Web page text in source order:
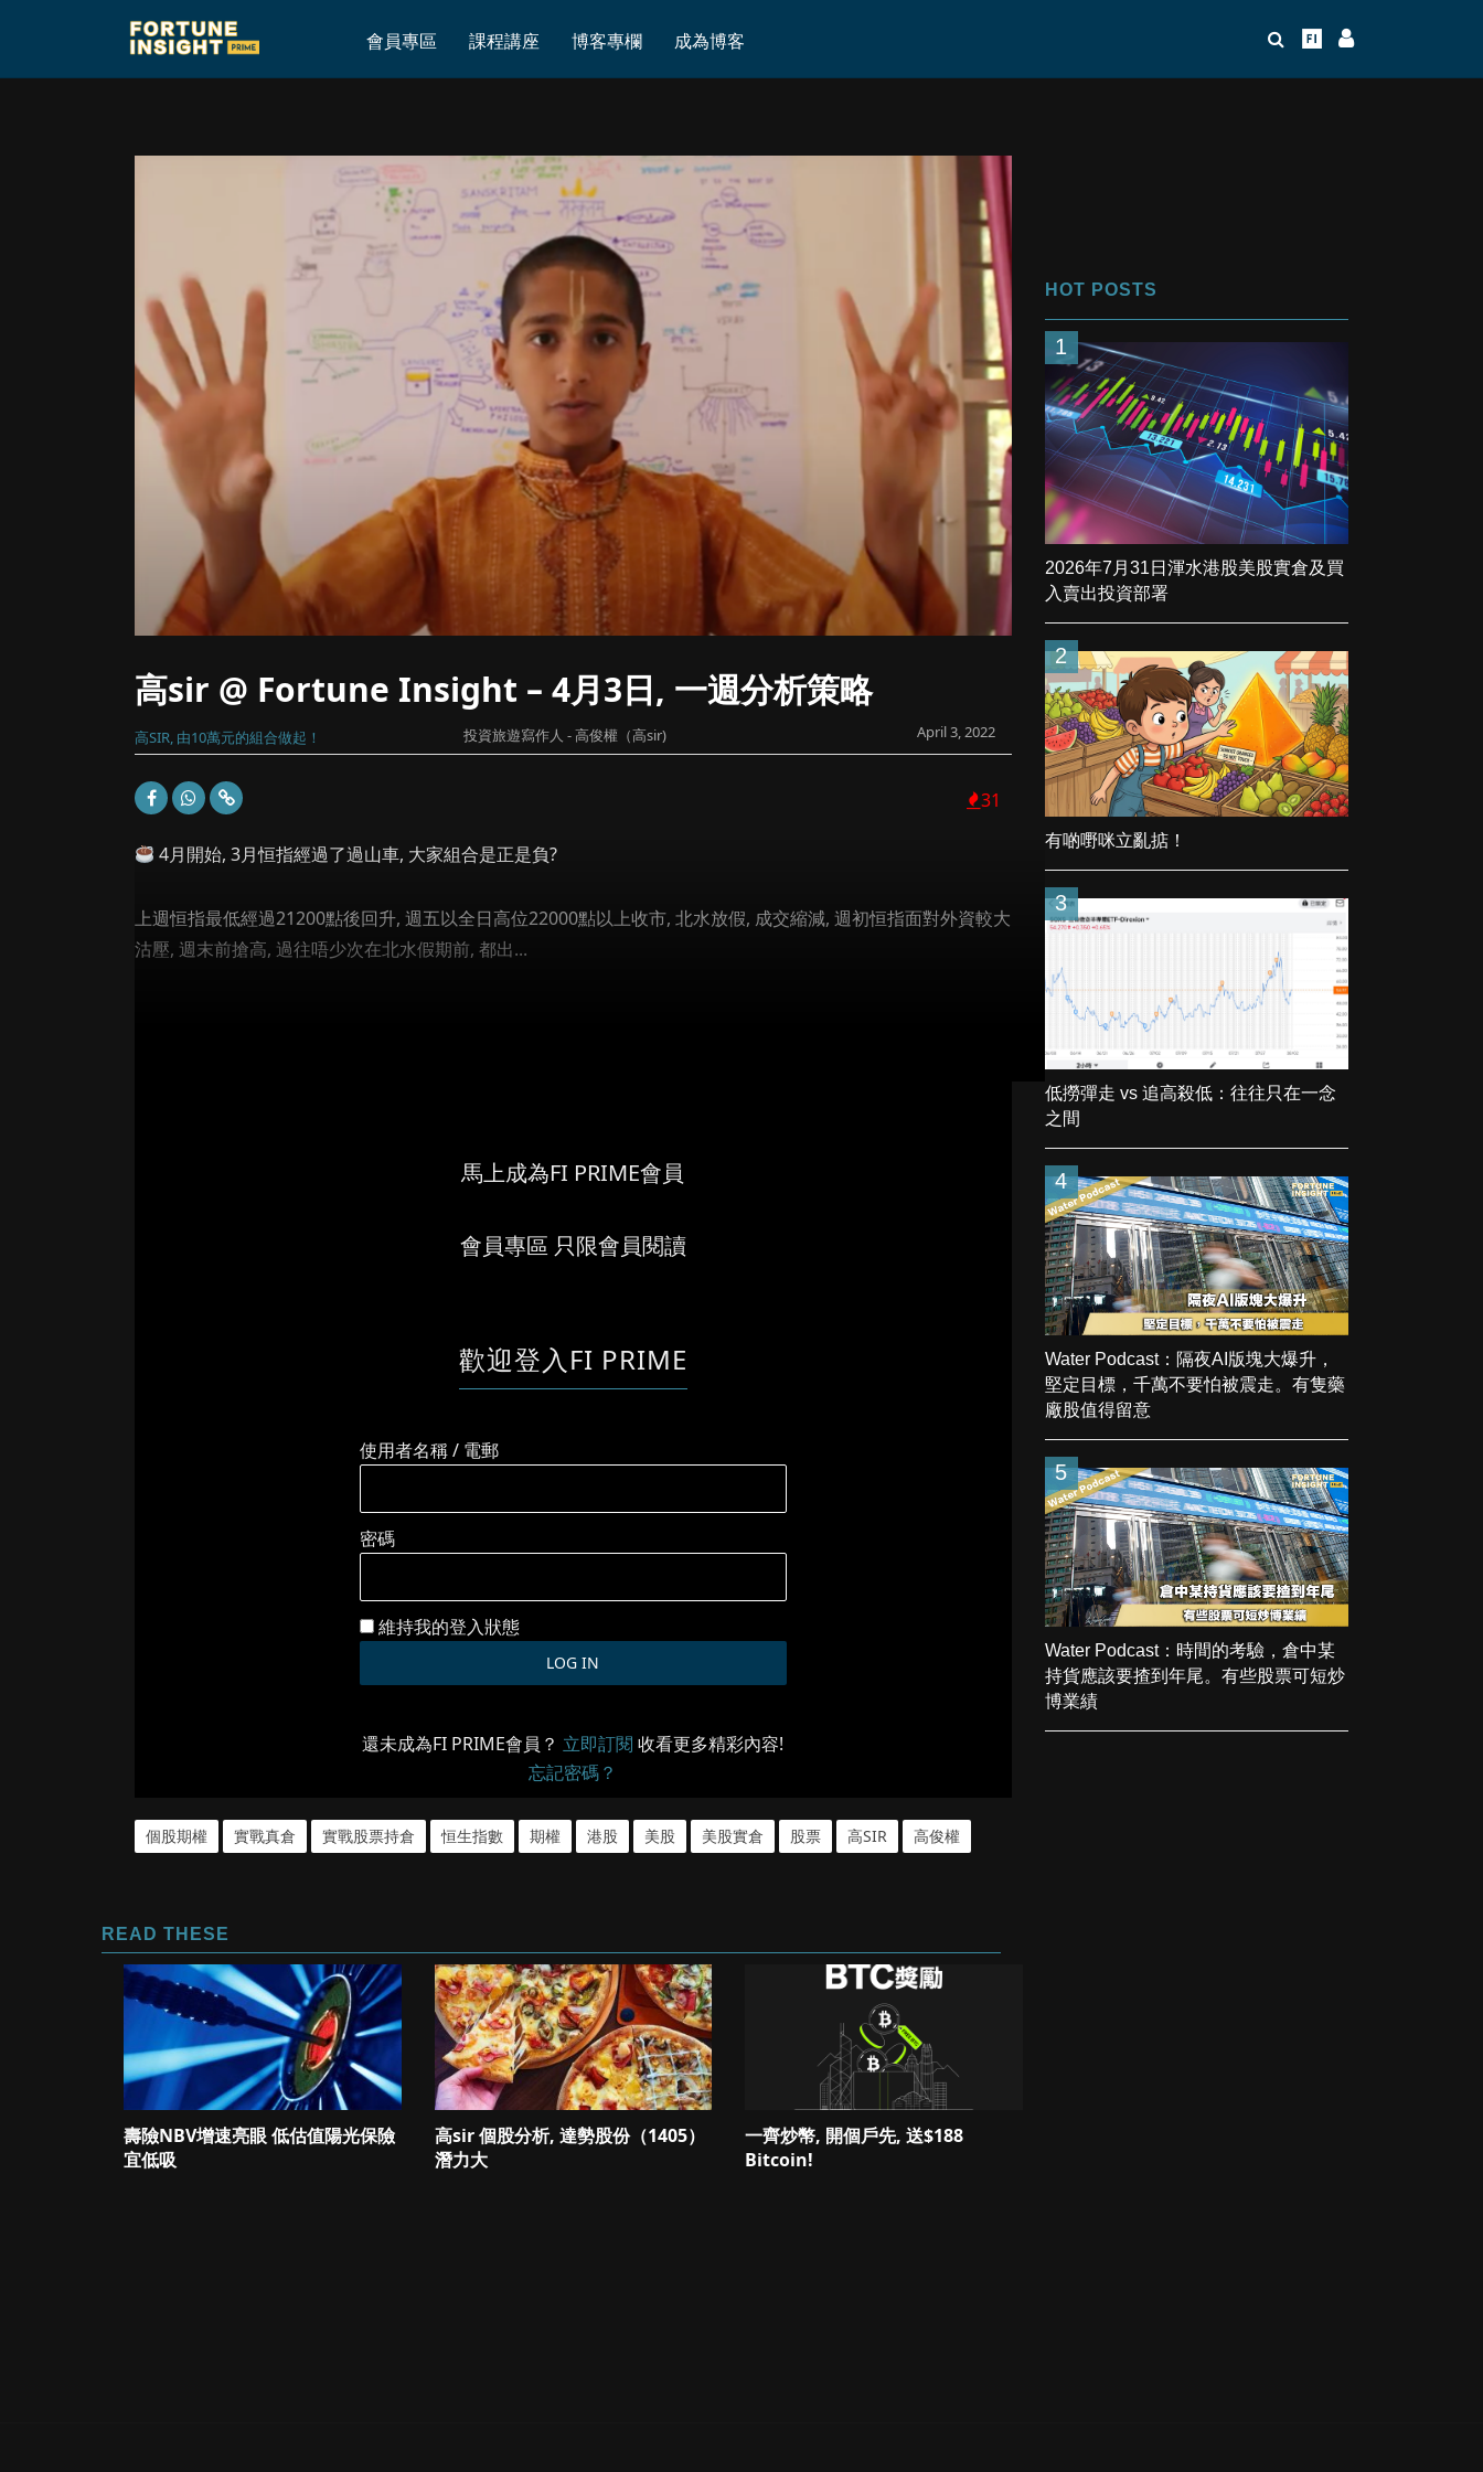
會員專區 課程講座 博客專欄 成為博客
高sir @ Fortune Insight – 4月3日, 一週分析策略
高sir @ Fortune Insight – 4月3日, 一週分析策略
高SIR, 由10萬元的組合做起！ 投資旅遊寫作人 - 高俊權（高sir) April 3, 2022
31
4月開始, 3月恒指經過了過山車, 大家組合是正是負?
上週恒指最低經過21200點後回升, 週五以全日高位22000點以上收市, 北水放假, 成交縮減, 週初恒指面對外資較大
沽壓, 週末前搶高, 過往唔少次在北水假期前, 都出...
馬上成為FI PRIME會員
會員專區 只限會員閱讀
歡迎登入FI PRIME
使用者名稱 / 電郵
密碼
維持我的登入狀態
還未成為FI PRIME會員？ 立即訂閱 收看更多精彩內容!
忘記密碼？
個股期權 實戰真倉 實戰股票持倉 恒生指數 期權 港股 美股 美股實倉 股票 高SIR 高俊權
READ THESE
壽險NBV增速亮眼 低估值陽光保險
宜低吸
高sir 個股分析, 達勢股份（1405）
潛力大
一齊炒幣, 開個戶先, 送$188
Bitcoin!
HOT POSTS
1
2026年7月31日渾水港股美股實倉及買
入賣出投資部署
2
有啲嘢咪立亂掂！
3
低撈彈走 vs 追高殺低：往往只在一念
之間
4
Water Podcast：隔夜AI版塊大爆升，
堅定目標，千萬不要怕被震走。有隻藥
廠股值得留意
5
Water Podcast：時間的考驗，倉中某
持貨應該要揸到年尾。有些股票可短炒
博業績